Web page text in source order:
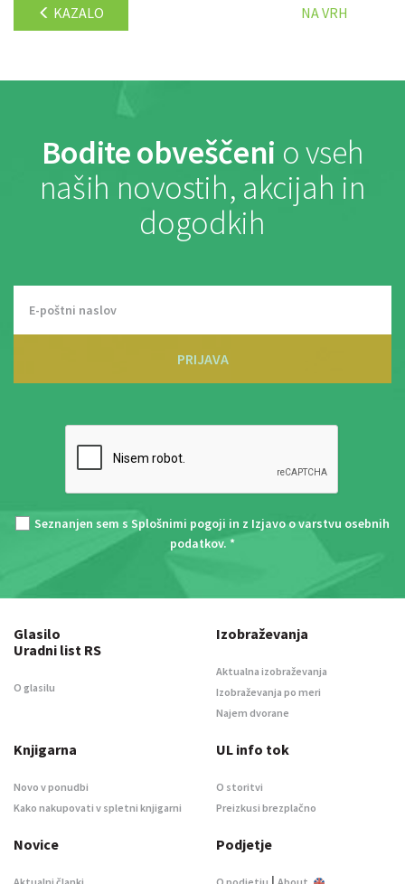
KAZALO NA VRH
Bodite obveščeni o vseh
naših novostih, akcijah in
dogodkih
PRIJAVA
Seznanjen sem s Splošnimi pogoji in z Izjavo o varstvu osebnih
podatkov. *
Glasilo
Uradni list RS
O glasilu
Izobraževanja
Aktualna izobraževanja
Izobraževanja po meri
Najem dvorane
Knjigarna
Novo v ponudbi
Kako nakupovati v spletni knjigarni
UL info tok
O storitvi
Preizkusi brezplačno
Novice Podjetje